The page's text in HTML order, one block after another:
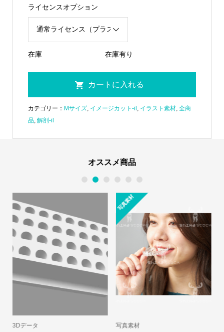
ライセンスオプション
在庫 在庫有り
カテゴリー： Mサイズ, イメージカット-il, イラスト素材, 全商
品, 解剖-il
オススメ商品
3Dデータ
写真素材
写真素材
1 2 3 4 5 6